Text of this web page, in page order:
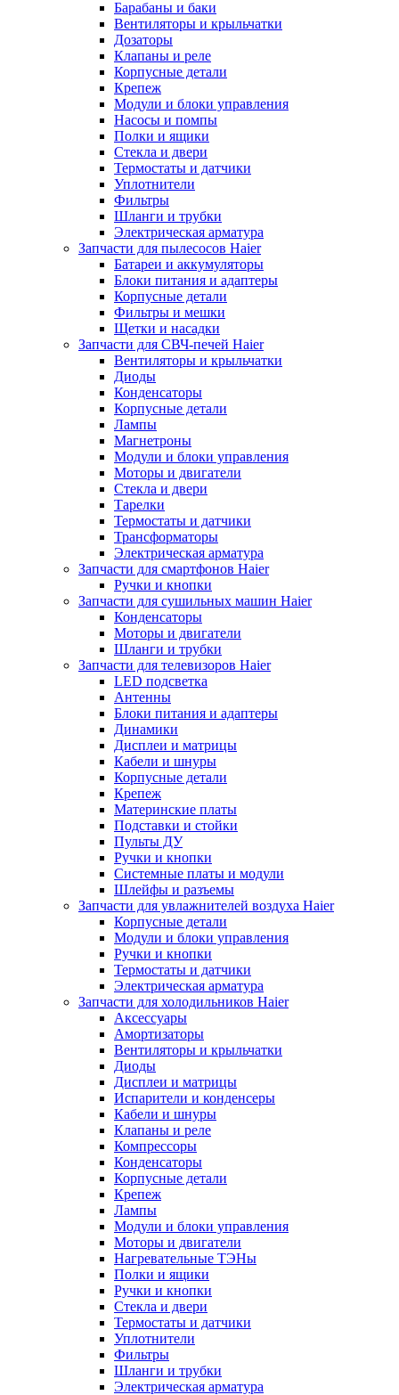
Барабаны и баки
Вентиляторы и крыльчатки
Дозаторы
Клапаны и реле
Корпусные детали
Крепеж
Модули и блоки управления
Насосы и помпы
Полки и ящики
Стекла и двери
Термостаты и датчики
Уплотнители
Фильтры
Шланги и трубки
Электрическая арматура
Запчасти для пылесосов Haier
Батареи и аккумуляторы
Блоки питания и адаптеры
Корпусные детали
Фильтры и мешки
Щетки и насадки
Запчасти для СВЧ-печей Haier
Вентиляторы и крыльчатки
Диоды
Конденсаторы
Корпусные детали
Лампы
Магнетроны
Модули и блоки управления
Моторы и двигатели
Стекла и двери
Тарелки
Термостаты и датчики
Трансформаторы
Электрическая арматура
Запчасти для смартфонов Haier
Ручки и кнопки
Запчасти для сушильных машин Haier
Конденсаторы
Моторы и двигатели
Шланги и трубки
Запчасти для телевизоров Haier
LED подсветка
Антенны
Блоки питания и адаптеры
Динамики
Дисплеи и матрицы
Кабели и шнуры
Корпусные детали
Крепеж
Материнские платы
Подставки и стойки
Пульты ДУ
Ручки и кнопки
Системные платы и модули
Шлейфы и разъемы
Запчасти для увлажнителей воздуха Haier
Корпусные детали
Модули и блоки управления
Ручки и кнопки
Термостаты и датчики
Электрическая арматура
Запчасти для холодильников Haier
Аксессуары
Амортизаторы
Вентиляторы и крыльчатки
Диоды
Дисплеи и матрицы
Испарители и конденсеры
Кабели и шнуры
Клапаны и реле
Компрессоры
Конденсаторы
Корпусные детали
Крепеж
Лампы
Модули и блоки управления
Моторы и двигатели
Нагревательные ТЭНы
Полки и ящики
Ручки и кнопки
Стекла и двери
Термостаты и датчики
Уплотнители
Фильтры
Шланги и трубки
Электрическая арматура